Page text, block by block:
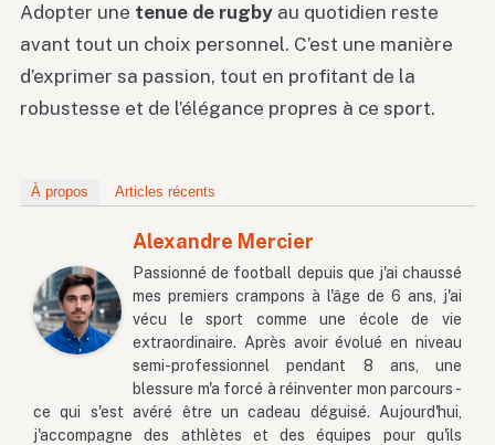
Adopter une tenue de rugby au quotidien reste
avant tout un choix personnel. C’est une manière
d’exprimer sa passion, tout en profitant de la
robustesse et de l’élégance propres à ce sport.
À propos Articles récents
Alexandre Mercier
Passionné de football depuis que j'ai chaussé
mes premiers crampons à l'âge de 6 ans, j'ai
vécu le sport comme une école de vie
extraordinaire. Après avoir évolué en niveau
semi-professionnel pendant 8 ans, une
blessure m'a forcé à réinventer mon parcours -
ce qui s'est avéré être un cadeau déguisé. Aujourd'hui,
j'accompagne des athlètes et des équipes pour qu'ils